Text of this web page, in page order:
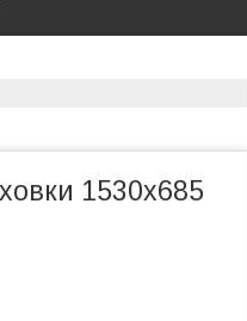
1530x685